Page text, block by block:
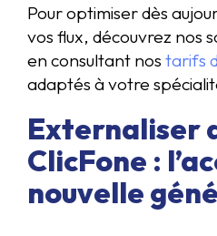
Pour optimiser dès
vos flux, découvrez nos
en consultant nos tarifs
adaptés à votre
Externaliser
ClicFone :
nouvelle